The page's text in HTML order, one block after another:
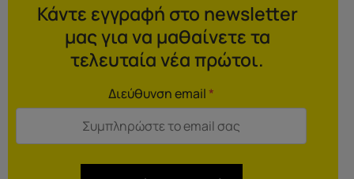
Κάντε εγγραφή στο newsletter
μας για να μαθαίνετε τα
τελευταία νέα πρώτοι.
Διεύθυνση email*